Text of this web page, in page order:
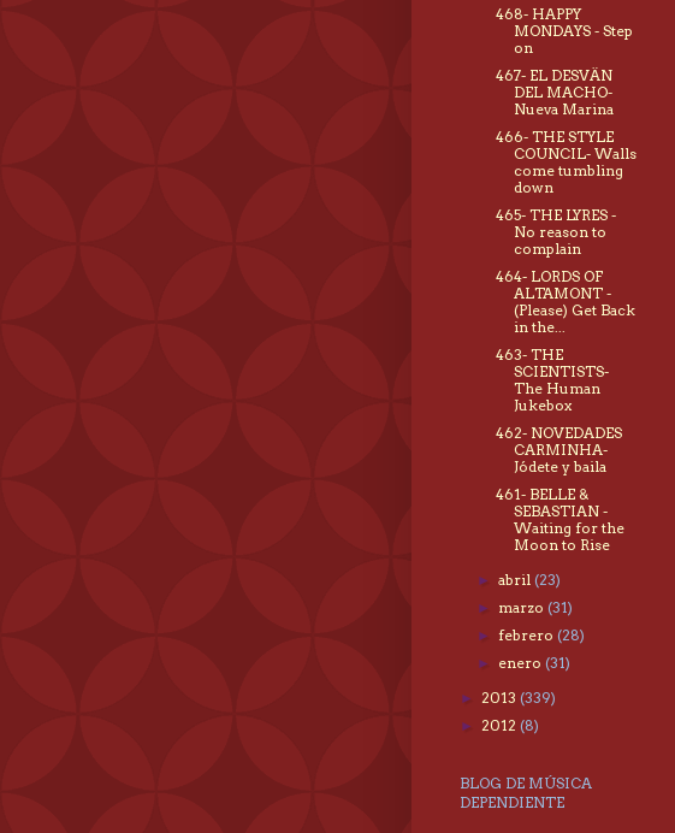
468- HAPPY
MONDAYS - Step
on
467- EL DESVÄN
DEL MACHO-
Nueva Marina
466- THE STYLE
COUNCIL- Walls
come tumbling
down
465- THE LYRES -
No reason to
complain
464- LORDS OF
ALTAMONT -
(Please) Get Back
in the...
463- THE
SCIENTISTS-
The Human
Jukebox
462- NOVEDADES
CARMINHA-
Jódete y baila
461- BELLE &
SEBASTIAN -
Waiting for the
Moon to Rise
►abril(23)
► marzo(31)
►febrero(28)
► enero(31)
► 2013 (339)
► 2012 (8)
BLOG DE MÚSICA
DEPENDIENTE